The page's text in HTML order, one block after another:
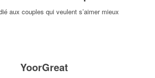
aux couples qui veulent s’aimer mieux
YoorGreat